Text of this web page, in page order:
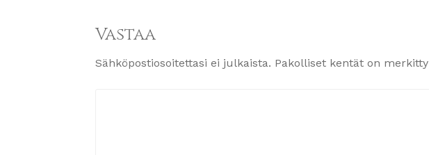
Vastaa
Sähköpostiosoitettasi ei julkaista. Pakolliset kentät on merkitty